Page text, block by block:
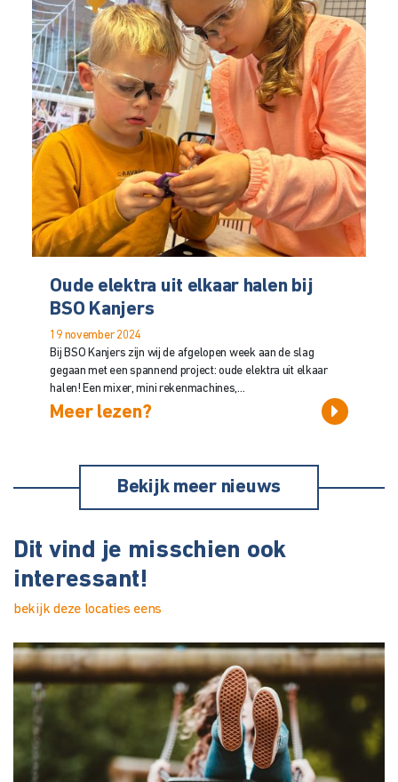
Oude elektra uit elkaar halen bij
BSO Kanjers
19 november 2024
Bij BSO Kanjers zijn wij de afgelopen week aan de slag
gegaan met een spannend project: oude elektra uit elkaar
halen! Een mixer, mini rekenmachines,...
Meer lezen?
Bekijk meer nieuws
Dit vind je misschien ook
interessant!
bekijk deze locaties eens